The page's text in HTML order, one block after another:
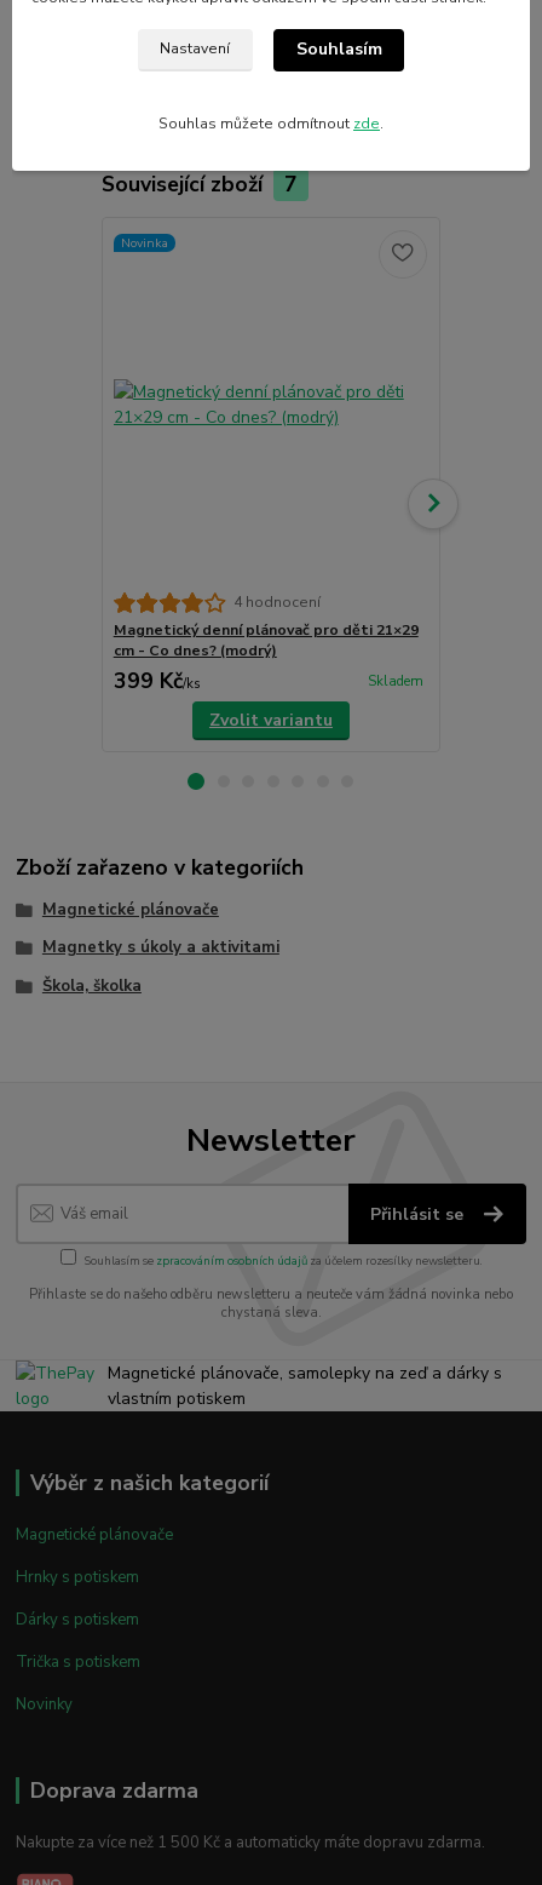
Nalepshop
Související zboží 7
Novinka
4 hodnocení
Magnetický denní plánovač pro děti 21×29
cm - Co dnes? (modrý)
399 Kč/ks Skladem
Zvolit variantu
Zboží zařazeno v kategoriích
Magnetické plánovače
Magnetky s úkoly a aktivitami
Škola, školka
Newsletter
Přihlásit se
Souhlasím se zpracováním osobních údajůza účelem rozesílky newsletteru.
Přihlaste se do našeho odběru newsletteru a neuteče vám žádná novinka nebo
chystaná sleva.
Magnetické plánovače, samolepky na zeď a dárky s
vlastním potiskem
Výběr z našich kategorií
Magnetické plánovače
Hrnky s potiskem
Dárky s potiskem
Trička s potiskem
Novinky
Doprava zdarma
Nakupte za více než 1 500 Kč a automaticky máte dopravu zdarma.
Nastavení Souhlasím
Souhlas můžete odmítnout zde.